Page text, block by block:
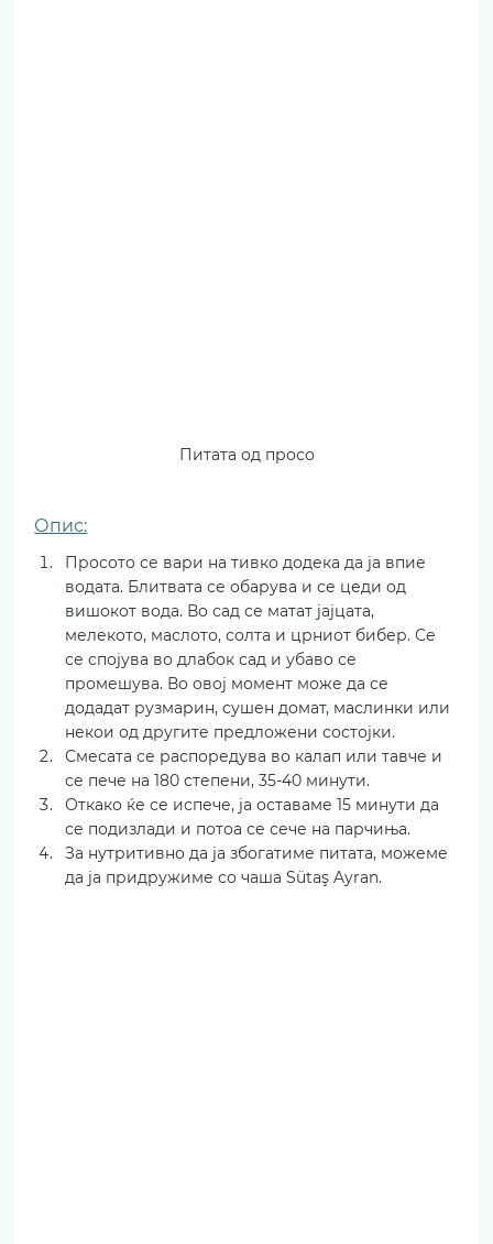
Питата од просо
Опис:
Просото се вари на тивко додека да ја впие
водата. Блитвата се обарува и се цеди од
вишокот вода. Во сад се матат јајцата,
мелекото, маслото, солта и црниот бибер. Се
се спојува во длабок сад и убаво се
промешува. Во овој момент може да се
додадат рузмарин, сушен домат, маслинки или
некои од другите предложени состојки.
Смесата се распоредува во калап или тавче и
се пече на 180 степени, 35-40 минути.
Откако ќе се испече, ја оставаме 15 минути да
се подизлади и потоа се сече на парчиња.
За нутритивно да ја збогатиме питата, можеме
да ја придружиме со чаша Sütaş Ayran.